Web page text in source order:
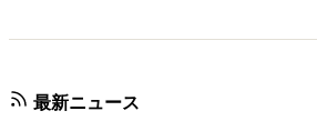
最新ニュース